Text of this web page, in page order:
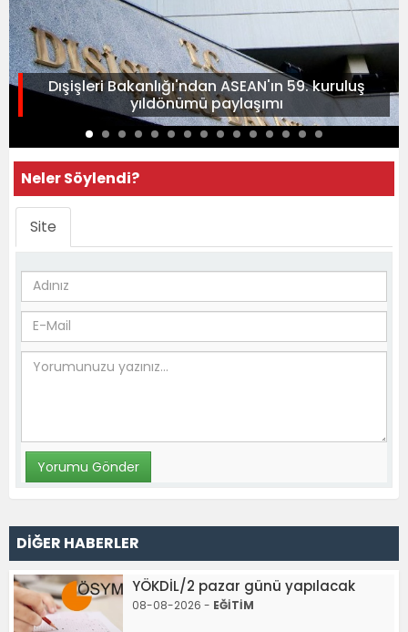
Dışişleri Bakanlığı'ndan ASEAN'ın 59. kuruluş
yıldönümü paylaşımı
Neler Söylendi?
Site
DİĞER HABERLER
YÖKDİL/2 pazar günü yapılacak
08-08-2026 - EĞİTİM